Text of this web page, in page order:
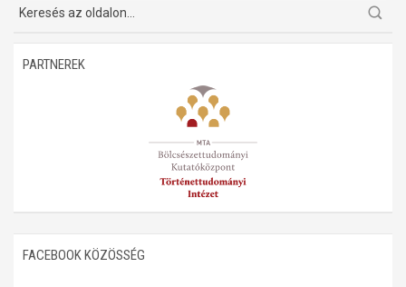
PARTNEREK
FACEBOOK KÖZÖSSÉG